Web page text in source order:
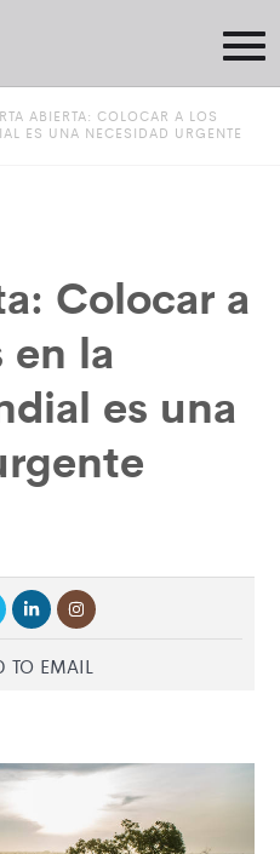
ABIERTA: COLOCAR A LOS
ES UNA NECESIDAD URGENTE
Colocar a
en la
es una
TO EMAIL